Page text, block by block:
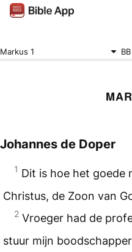
Markus 1 BB
Johannes de Doper
1 Dit is hoe het goede
Christus, de Zoon van
2 Vroeger had de
stuur mijn